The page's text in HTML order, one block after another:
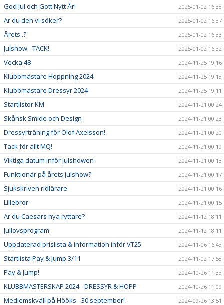
God Jul och Gott Nytt År! 2025-01-02 16:38
Är du den vi söker? 2025-01-02 16:37
Årets..? 2025-01-02 16:33
Julshow - TACK! 2025-01-02 16:32
Vecka 48 2024-11-25 19:16
Klubbmästare Hoppning 2024 2024-11-25 19:13
Klubbmästare Dressyr 2024 2024-11-25 19:11
Startlistor KM 2024-11-21 00:24
Skånsk Smide och Design 2024-11-21 00:23
Dressyrträning för Olof Axelsson! 2024-11-21 00:20
Tack för allt MQ! 2024-11-21 00:19
Viktiga datum inför julshowen 2024-11-21 00:18
Funktionär på årets julshow? 2024-11-21 00:17
Sjukskriven ridlärare 2024-11-21 00:16
Lillebror 2024-11-21 00:15
Är du Caesars nya ryttare? 2024-11-12 18:11
Jullovsprogram 2024-11-12 18:11
Uppdaterad prislista & information inför VT25 2024-11-06 16:43
Startlista Pay & Jump 3/11 2024-11-02 17:58
Pay & Jump! 2024-10-26 11:33
KLUBBMÄSTERSKAP 2024 - DRESSYR & HOPP 2024-10-26 11:09
Medlemskväll på Hööks - 30 september! 2024-09-26 13:51